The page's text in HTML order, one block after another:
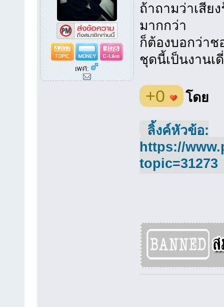
4207
3178
เพศ:
ถ้าถามว่าเสีย
มากกว่า
ก็ต้องบอกว่าช
ชุดนี้เป็นงานเ
+0 โดย
ลิ้งค์หัวข้อ:
https://
topic=31273